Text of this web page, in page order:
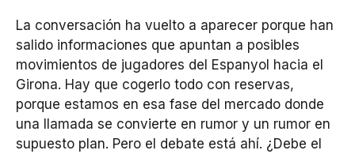
La conversación ha vuelto a aparecer porque han
salido informaciones que apuntan a posibles
movimientos de jugadores del Espanyol hacia el
Girona. Hay que cogerlo todo con reservas,
porque estamos en esa fase del mercado donde
una llamada se convierte en rumor y un rumor en
supuesto plan. Pero el debate está ahí. ¿Debe el